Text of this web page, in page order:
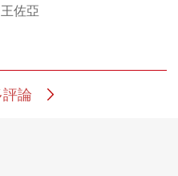
佐亞
論